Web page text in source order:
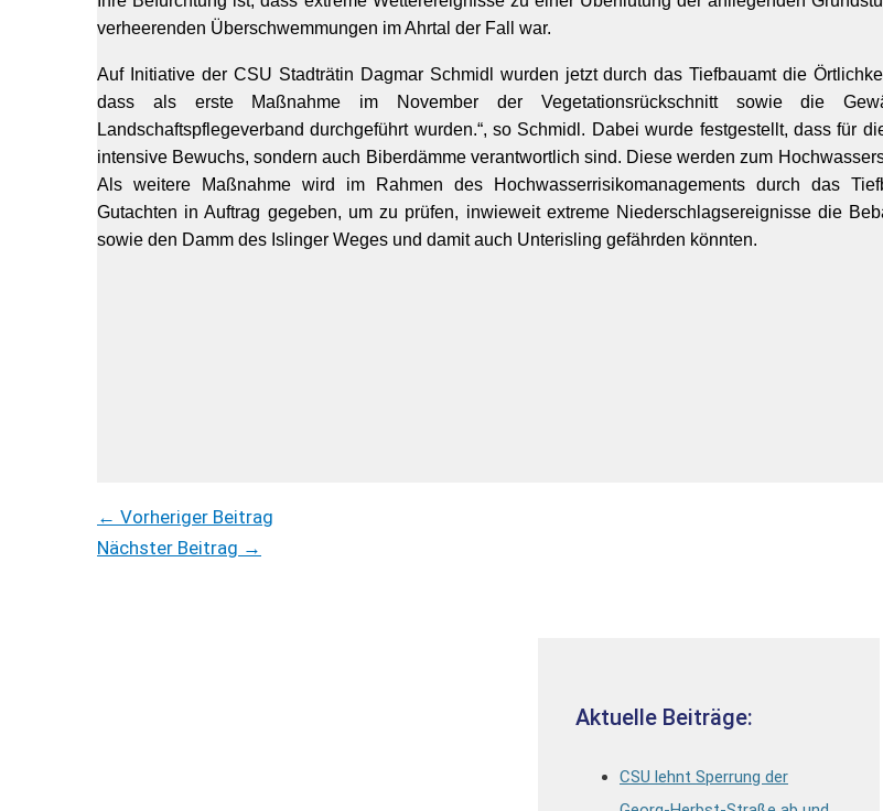
verheerenden Überschwemmungen im Ahrtal der Fall war.
Auf Initiative der CSU Stadträtin Dagmar Schmidl wurden jetzt durch das Tiefbauamt die
dass als erste Maßnahme im November der Vegetationsrückschnitt sowie die
Landschaftspflegeverband durchgeführt wurden.“, so Schmidl. Dabei wurde festgestellt, dass für
intensive Bewuchs, sondern auch Biberdämme verantwortlich sind. Diese werden zum
Als weitere Maßnahme wird im Rahmen des Hochwasserrisikomanagements durch das
Gutachten in Auftrag gegeben, um zu prüfen, inwieweit extreme Niederschlagsereignisse die
sowie den Damm des Islinger Weges und damit auch Unterisling gefährden könnten.
← Vorheriger Beitrag
Nächster Beitrag →
Aktuelle Beiträge:
CSU lehnt Sperrung der